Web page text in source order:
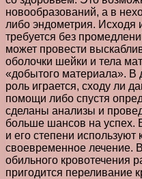
новообразований, а в
либо эндометрия. Исходя
требуется без
может провести
оболочки шейки и тела
«добытого материала». В
роль играется, сходу ли
помощи либо спустя
сделаны анализы и
больше шансов на успех.
и его степени используют
своевременное лечение.
обильного кровотечения
пригодится переливание